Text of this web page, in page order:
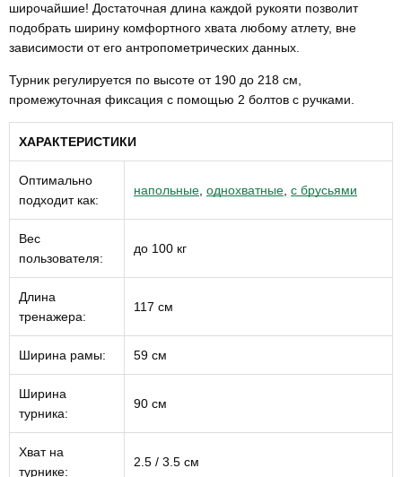
широчайшие! Достаточная длина каждой рукояти позволит
подобрать ширину комфортного хвата любому атлету, вне
зависимости от его антропометрических данных.
Турник регулируется по высоте от 190 до 218 см,
промежуточная фиксация с помощью 2 болтов с ручками.
ХАРАКТЕРИСТИКИ
Оптимально
подходит как:
напольные однохватные с брусьями
Вес
пользователя:
до 100 кг
Длина
тренажера:
117 см
Ширина рамы: 59 см
Ширина
турника:
90 см
Хват на
турнике:
2.5 / 3.5 см